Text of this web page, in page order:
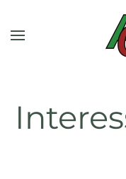
Zum Hauptinhalt